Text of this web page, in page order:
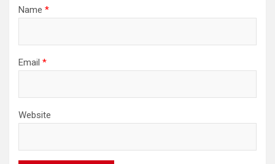
Name *
Email *
Website